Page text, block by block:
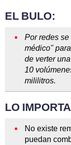
EL BULO:
Por redes
médico"
de verter
10
mililitros.
LO
No existe
puedan